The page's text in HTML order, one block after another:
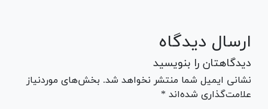
ارسال دیدگاه
دیدگاهتان را بنویسید
نشانی ایمیل شما منتشر نخواهد شد. بخش‌های موردنیاز
علامت‌گذاری شده‌اند *